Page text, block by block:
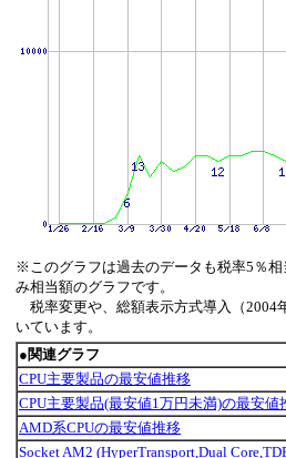
※このグラフは過去のデータも税率5％相
み相当額のグラフです。
税率変更や、総額表示方式導入（2004
いています。
●関連グラフ
CPU主要製品の最安値推移
CPU主要製品(最安値1万円未満)の最安値
AMD系CPUの最安値推移
Socket AM2 (HyperTransport,Dual